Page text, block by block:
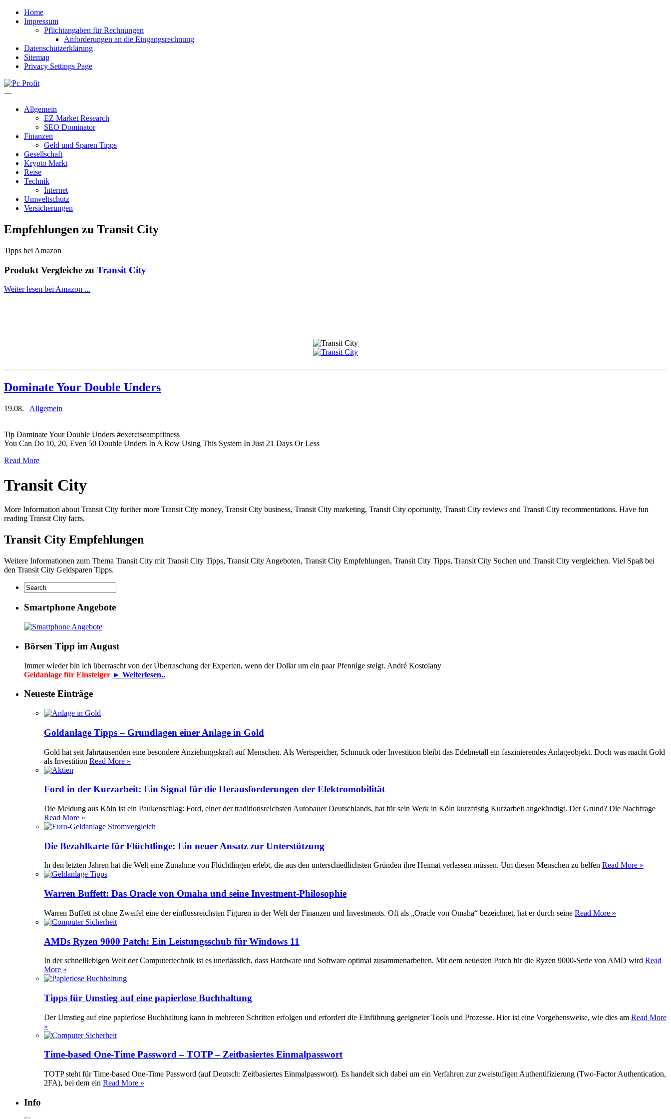
Home
Impressum
Pflichtangaben für Rechnungen
Anforderungen an die Eingangsrechnung
Datenschutzerklärung
Sitemap
Privacy Settings Page
---
Allgemein
EZ Market Research
SEO Dominator
Finanzen
Geld und Sparen Tipps
Gesellschaft
Krypto Markt
Reise
Technik
Internet
Umweltschutz
Versicherungen
Empfehlungen zu Transit City
Tipps bei Amazon
Produkt Vergleiche zu Transit City
Weiter lesen bei Amazon ...
Dominate Your Double Unders
19.08. Allgemein
Tip Dominate Your Double Unders #exerciseampfitness
You Can Do 10, 20, Even 50 Double Unders In A Row Using This System In Just 21 Days Or Less
Read More
Transit City
More Information about Transit City further more Transit City money, Transit City business, Transit City marketing, Transit City oportunity, Transit City reviews and Transit City recommentations. Have fun
reading Transit City facts.
Transit City Empfehlungen
Weitere Informationen zum Thema Transit City mit Transit City Tipps, Transit City Angeboten, Transit City Empfehlungen, Transit City Tipps, Transit City Suchen und Transit City vergleichen. Viel Spaß bei
den Transit City Geldsparen Tipps.
Smartphone Angebote
Börsen Tipp im August
Immer wieder bin ich überrascht von der Überraschung der Experten, wenn der Dollar um ein paar Pfennige steigt. André Kostolany
Geldanlage für Einsteiger ► Weiterlesen..
Neueste Einträge
Goldanlage Tipps – Grundlagen einer Anlage in Gold
Gold hat seit Jahrtausenden eine besondere Anziehungskraft auf Menschen. Als Wertspeicher, Schmuck oder Investition bleibt das Edelmetall ein faszinierendes Anlageobjekt. Doch was macht Gold
als Investition Read More »
Ford in der Kurzarbeit: Ein Signal für die Herausforderungen der Elektromobilität
Die Meldung aus Köln ist ein Paukenschlag: Ford, einer der traditionsreichsten Autobauer Deutschlands, hat für sein Werk in Köln kurzfristig Kurzarbeit angekündigt. Der Grund? Die Nachfrage
Read More »
Die Bezahlkarte für Flüchtlinge: Ein neuer Ansatz zur Unterstützung
In den letzten Jahren hat die Welt eine Zunahme von Flüchtlingen erlebt, die aus den unterschiedlichsten Gründen ihre Heimat verlassen müssen. Um diesen Menschen zu helfen Read More »
Warren Buffett: Das Oracle von Omaha und seine Investment-Philosophie
Warren Buffett ist ohne Zweifel eine der einflussreichsten Figuren in der Welt der Finanzen und Investments. Oft als „Oracle von Omaha“ bezeichnet, hat er durch seine Read More »
AMDs Ryzen 9000 Patch: Ein Leistungsschub für Windows 11
In der schnelllebigen Welt der Computertechnik ist es unerlässlich, dass Hardware und Software optimal zusammenarbeiten. Mit dem neuesten Patch für die Ryzen 9000-Serie von AMD wird Read
More »
Tipps für Umstieg auf eine papierlose Buchhaltung
Der Umstieg auf eine papierlose Buchhaltung kann in mehreren Schritten erfolgen und erfordert die Einführung geeigneter Tools und Prozesse. Hier ist eine Vorgehensweise, wie dies am Read More
»
Time-based One-Time Password – TOTP – Zeitbasiertes Einmalpasswort
TOTP steht für Time-based One-Time Password (auf Deutsch: Zeitbasiertes Einmalpasswort). Es handelt sich dabei um ein Verfahren zur zweistufigen Authentifizierung (Two-Factor Authentication,
2FA), bei dem ein Read More »
Info